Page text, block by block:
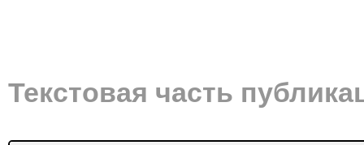
Текстовая часть